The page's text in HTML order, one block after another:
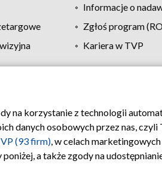
Informacje o
Zgłoś program
Kariera w TVP
Polityka prywatności Moje zgody
na korzystanie z technologii
danych osobowych przez nas, czyli
(93 firm), w celach
a także zgody na